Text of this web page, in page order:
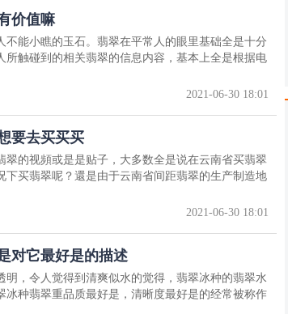
价值嘛
能小瞧的玉石。翡翠在平常人的眼里基础全是十分
触碰到的相关翡翠的信息内容，基本上全是根据电
2021-06-30 18:01
要去买买买
的视頻或是是贴子，大多数全是说在云南省买翡翠
买翡翠呢？還是由于云南省间距翡翠的生产制造地
2021-06-30 18:01
对它最好是的描述
，令人觉得到清爽似水的觉得，翡翠冰种的翡翠水
种翡翠重品质最好是，清晰度最好是的经常被称作